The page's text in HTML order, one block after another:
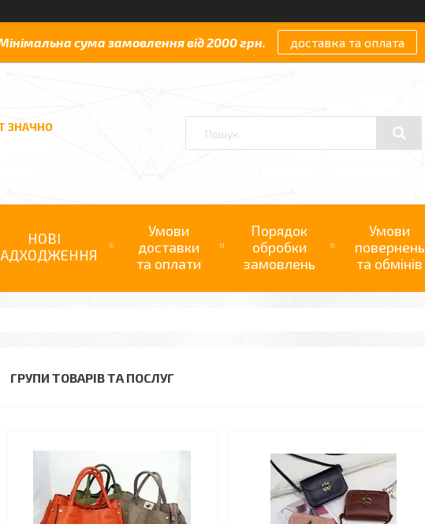
сума замовлення від 2000 грн. доставка та оплата
ЗНАЧНО
НОВІ
Умови
доставки
та оплати
Порядок
обробки
замовлень
Умови
повернень
та обмінів
ГРУПИ ТОВАРІВ ТА ПОСЛУГ